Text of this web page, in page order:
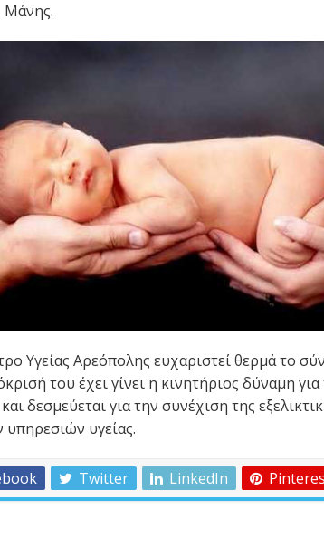
Μάνης.
Υγείας Αρεόπολης ευχαριστεί θερμά το
του έχει γίνει η κινητήριος δύναμη
δεσμεύεται για την συνέχιση της
υγείας.
Twitter LinkedIn